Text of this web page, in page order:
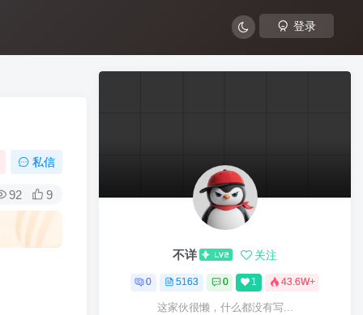
登录
私信
92 9
不详 关注
0 5163 0 1 43.6W+
这家伙很懒，什么都没有写...